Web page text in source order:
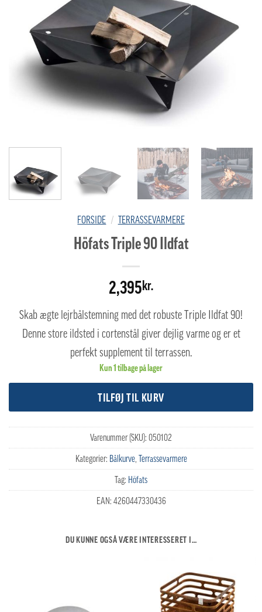
FORSIDE / TERRASSEVARMERE
Höfats Triple 90 Ildfat
2,395kr.
Skab ægte lejrbålstemning med det robuste Triple Ildfat 90!
Denne store ildsted i cortenstål giver dejlig varme og er et
perfekt supplement til terrassen.
Kun 1 tilbage på lager
TILFØJ TIL KURV
Varenummer (SKU): 050102
Kategorier: Bålkurve, Terrassevarmere
Tag: Höfats
EAN: 4260447330436
DU KUNNE OGSÅ VÆRE INTERESSERET I…